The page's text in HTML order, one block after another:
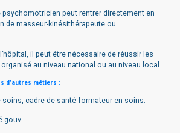
psychomotricien peut rentrer directement en
de masseur-kinésithérapeute ou
il peut être nécessaire de réussir les
au niveau national ou au niveau local.
d’autres métiers :
soins, cadre de santé formateur en soins.
gouv